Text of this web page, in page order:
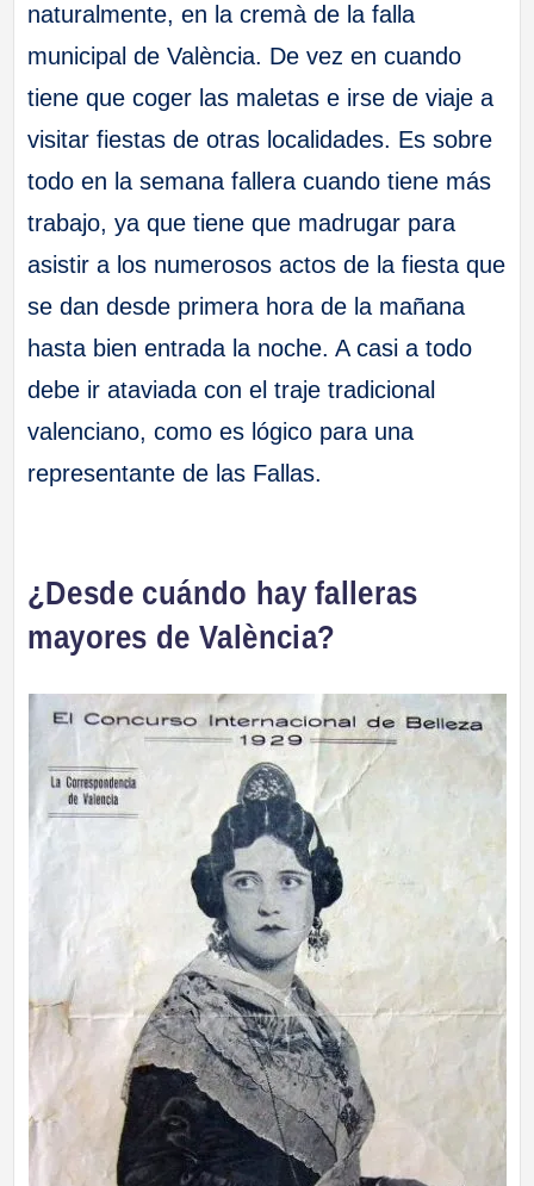
naturalmente, en la cremà de la falla
municipal de València. De vez en cuando
tiene que coger las maletas e irse de viaje a
visitar fiestas de otras localidades. Es sobre
todo en la semana fallera cuando tiene más
trabajo, ya que tiene que madrugar para
asistir a los numerosos actos de la fiesta que
se dan desde primera hora de la mañana
hasta bien entrada la noche. A casi a todo
debe ir ataviada con el traje tradicional
valenciano, como es lógico para una
representante de las Fallas.
¿Desde cuándo hay falleras
mayores de València?